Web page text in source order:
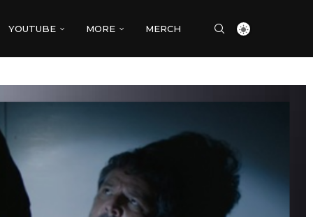
YOUTUBE MORE MERCH